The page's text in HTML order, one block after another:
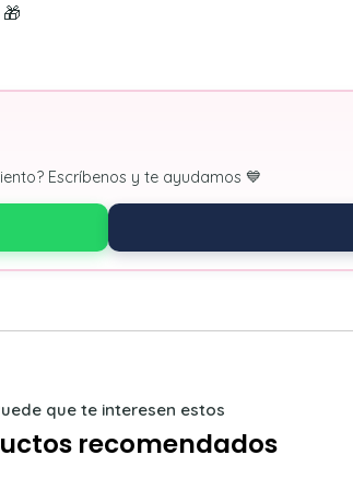
Escríbenos y te ayudamos 💙
que te interesen estos
recomendados